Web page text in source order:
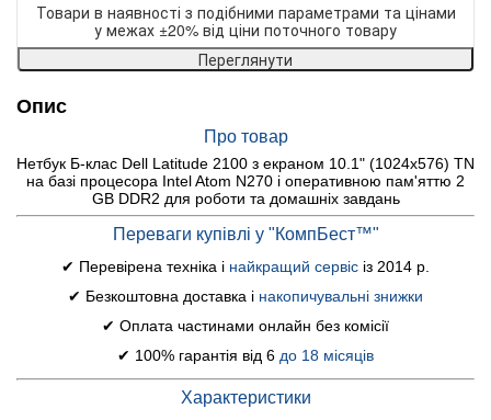
Товари в наявності з подібними параметрами та цінами
у межах ±20% від ціни поточного товару
Переглянути
Опис
Про товар
Нетбук Б-клас Dell Latitude 2100 з екраном 10.1" (1024x576) TN
на базі процесора Intel Atom N270 і оперативною пам'яттю 2
GB DDR2 для роботи та домашніх завдань
Переваги купівлі у "КомпБест™"
✔ Перевірена техніка і найкращий сервіс із 2014 р.
✔ Безкоштовна доставка і накопичувальні знижки
✔ Оплата частинами онлайн без комісії
✔ 100% гарантія від 6 до 18 місяців
Характеристики